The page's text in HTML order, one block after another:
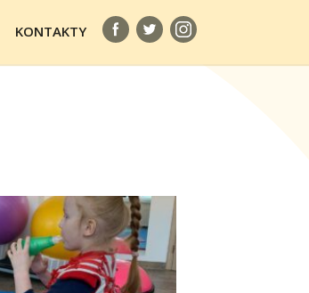
KONTAKTY